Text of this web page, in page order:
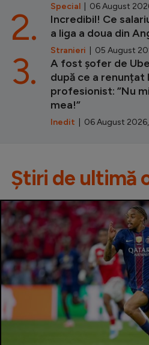
Special | 06 August
Incredibil! Ce
a liga a doua din
Stranieri | 05 August
2.
A fost șofer de
după ce a renunțat
profesionist: ”Nu
mea!”
Inedit | 06 August
3.
Știri de ultimă